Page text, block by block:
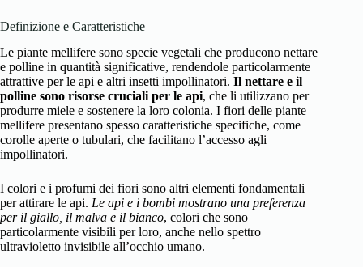
Definizione e Caratteristiche
Le piante mellifere sono specie vegetali che producono nettare
e polline in quantità significative, rendendole particolarmente
attrattive per le api e altri insetti impollinatori. Il nettare e il
polline sono risorse cruciali per le api, che li utilizzano per
produrre miele e sostenere la loro colonia. I fiori delle piante
mellifere presentano spesso caratteristiche specifiche, come
corolle aperte o tubulari, che facilitano l’accesso agli
impollinatori.
I colori e i profumi dei fiori sono altri elementi fondamentali
per attirare le api. Le api e i bombi mostrano una preferenza
per il giallo, il malva e il bianco, colori che sono
particolarmente visibili per loro, anche nello spettro
ultravioletto invisibile all’occhio umano.